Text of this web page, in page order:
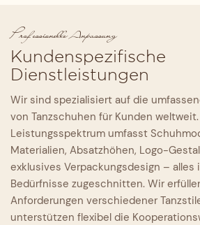
Professionelle Anpassung
Kundenspezifische
Dienstleistungen
Wir sind spezialisiert auf die
von Tanzschuhen für Kunden
Leistungsspektrum umfasst
Materialien, Absatzhöhen, Logo-
exklusives Verpackungsdesign – alles
Bedürfnisse zugeschnitten. Wir
Anforderungen verschiedener
unterstützen flexibel die